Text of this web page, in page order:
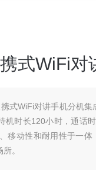
式WiFi对
式WiFi对讲手机分机集
机时长120小时，通话
移动性和耐用性于一
。